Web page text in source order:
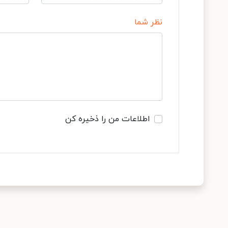
نظر شما
اطلاعات من را ذخیره کن